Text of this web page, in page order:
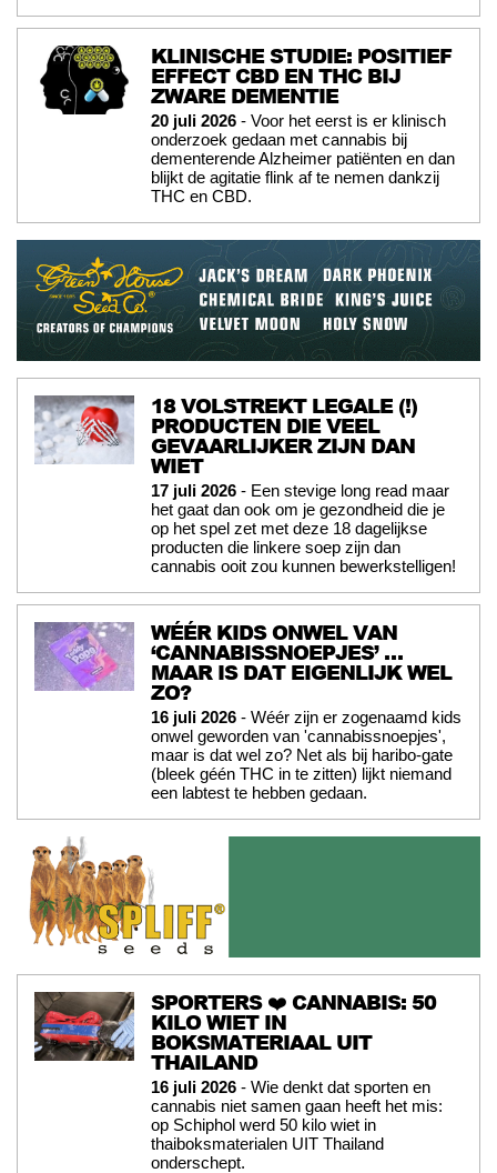
KLINISCHE STUDIE: POSITIEF
EFFECT CBD EN THC BIJ
ZWARE DEMENTIE
20 juli 2026 - Voor het eerst is er klinisch
onderzoek gedaan met cannabis bij
dementerende Alzheimer patiënten en dan
blijkt de agitatie flink af te nemen dankzij
THC en CBD.
18 VOLSTREKT LEGALE (!)
PRODUCTEN DIE VEEL
GEVAARLIJKER ZIJN DAN
WIET
17 juli 2026 - Een stevige long read maar
het gaat dan ook om je gezondheid die je
op het spel zet met deze 18 dagelijkse
producten die linkere soep zijn dan
cannabis ooit zou kunnen bewerkstelligen!
WÉÉR KIDS ONWEL VAN
‘CANNABISSNOEPJES’ …
MAAR IS DAT EIGENLIJK WEL
ZO?
16 juli 2026 - Wéér zijn er zogenaamd kids
onwel geworden van 'cannabissnoepjes',
maar is dat wel zo? Net als bij haribo-gate
(bleek géén THC in te zitten) lijkt niemand
een labtest te hebben gedaan.
SPORTERS ❤️ CANNABIS: 50
KILO WIET IN
BOKSMATERIAAL UIT
THAILAND
16 juli 2026 - Wie denkt dat sporten en
cannabis niet samen gaan heeft het mis:
op Schiphol werd 50 kilo wiet in
thaiboksmaterialen UIT Thailand
onderschept.